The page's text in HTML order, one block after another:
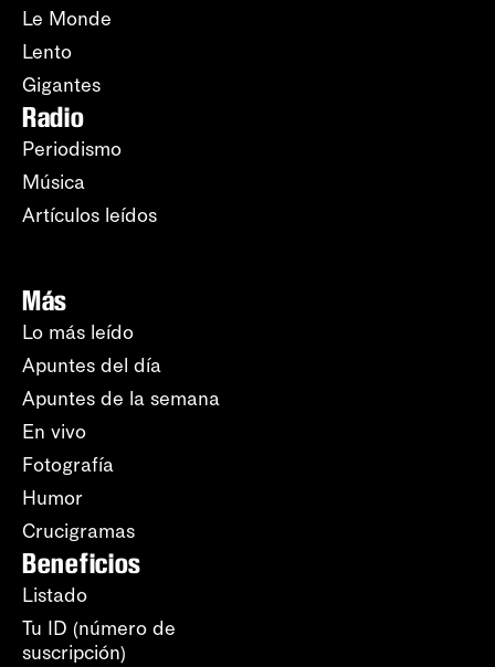
Le Monde
Lento
Gigantes
Radio
Periodismo
Música
Artículos leídos
Más
Lo más leído
Apuntes del día
Apuntes de la semana
En vivo
Fotografía
Humor
Crucigramas
Beneficios
Listado
Tu ID (número de
suscripción)